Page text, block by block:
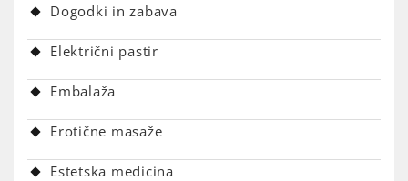
Dogodki in zabava
Električni pastir
Embalaža
Erotične masaže
Estetska medicina